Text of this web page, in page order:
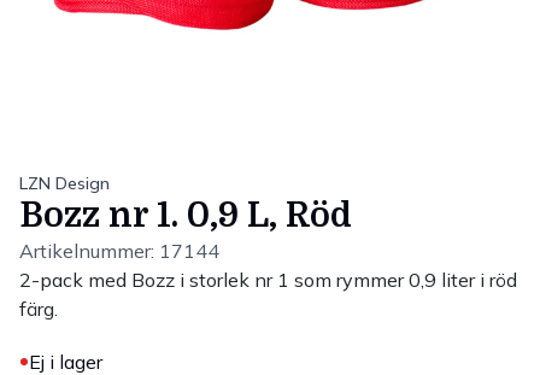
LZN Design
Bozz nr 1. 0,9 L, Röd
Artikelnummer: 17144
2-pack med Bozz i storlek nr 1 som rymmer 0,9 liter i röd
färg.
Ej i lager